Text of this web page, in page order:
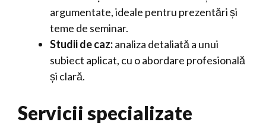
argumentate, ideale pentru prezentări și
teme de seminar.
Studii de caz:analiza detaliată a unui
subiect aplicat, cu o abordare profesională
și clară.
Servicii specializate